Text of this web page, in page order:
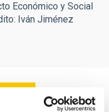
Económico y Social
Iván Jiménez